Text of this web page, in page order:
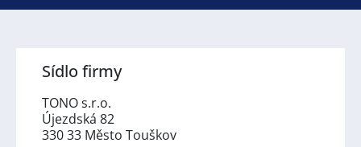
Sídlo firmy
TONO s.r.o.
Újezdská 82
330 33 Město Touškov